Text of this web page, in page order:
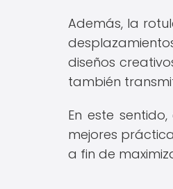
Además, la
diseños
también
En este
mejores
a fin de